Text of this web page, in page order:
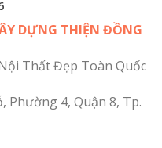
DỰNG THIỆN ĐỒNG
Thất Đẹp Toàn Quốc
Phường 4, Quận 8, Tp.